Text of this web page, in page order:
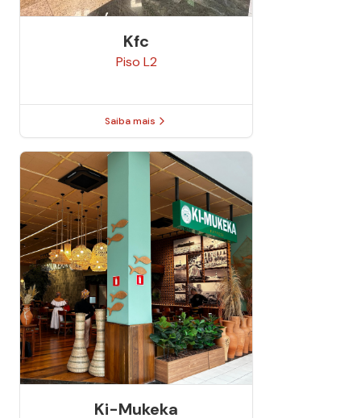
Kfc
Piso L2
Saiba mais
Ki-Mukeka